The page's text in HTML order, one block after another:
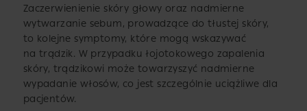
Zaczerwienienie skóry głowy oraz nadmierne
wytwarzanie sebum, prowadzące do tłustej skóry,
to kolejne symptomy, które mogą wskazywać
na trądzik. W przypadku łojotokowego zapalenia
skóry, trądzikowi może towarzyszyć nadmierne
wypadanie włosów, co jest szczególnie uciążliwe dla
pacjentów.